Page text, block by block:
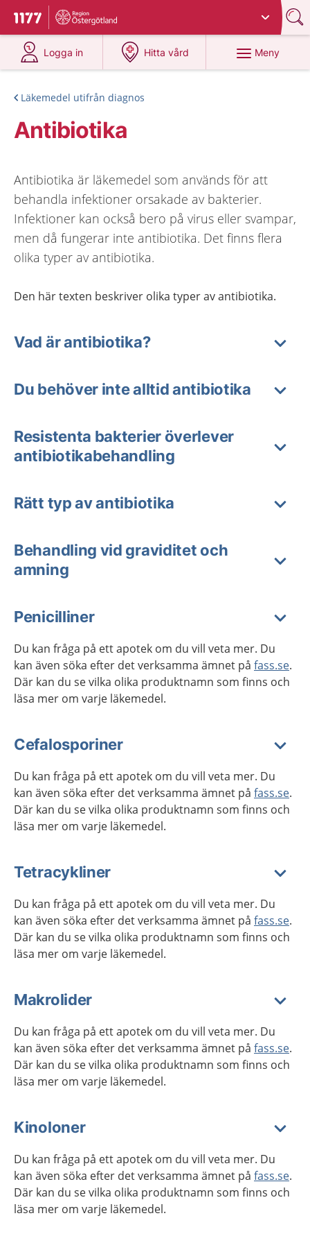
Till startsidan för 1177
Du har valt region
Logga in
på 1177.se
Hitta vård
på 1177.se
Meny
Läkemedel utifrån diagnos
Antibiotika
Antibiotika är läkemedel som används för att
behandla infektioner orsakade av bakterier.
Infektioner kan också bero på virus eller svampar,
men då fungerar inte antibiotika. Det finns flera
olika typer av antibiotika.
Den här texten beskriver olika typer av antibiotika.
Vad är antibiotika?
Du behöver inte alltid antibiotika
Resistenta bakterier överlever
antibiotikabehandling
Rätt typ av antibiotika
Behandling vid graviditet och
amning
Penicilliner
Du kan fråga på ett apotek om du vill veta mer. Du
kan även söka efter det verksamma ämnet på fass.se.
Där kan du se vilka olika produktnamn som finns och
läsa mer om varje läkemedel.
Cefalosporiner
Du kan fråga på ett apotek om du vill veta mer. Du
kan även söka efter det verksamma ämnet på fass.se.
Där kan du se vilka olika produktnamn som finns och
läsa mer om varje läkemedel.
Tetracykliner
Du kan fråga på ett apotek om du vill veta mer. Du
kan även söka efter det verksamma ämnet på fass.se.
Där kan du se vilka olika produktnamn som finns och
läsa mer om varje läkemedel.
Makrolider
Du kan fråga på ett apotek om du vill veta mer. Du
kan även söka efter det verksamma ämnet på fass.se.
Där kan du se vilka olika produktnamn som finns och
läsa mer om varje läkemedel.
Kinoloner
Du kan fråga på ett apotek om du vill veta mer. Du
kan även söka efter det verksamma ämnet på fass.se.
Där kan du se vilka olika produktnamn som finns och
läsa mer om varje läkemedel.